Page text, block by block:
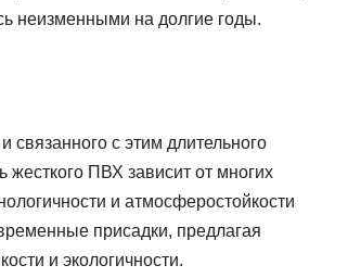
неизменными на долгие годы.
связанного с этим длительного
жесткого ПВХ зависит от многих
и атмосферостойкости
присадки, предлагая
и экологичности.